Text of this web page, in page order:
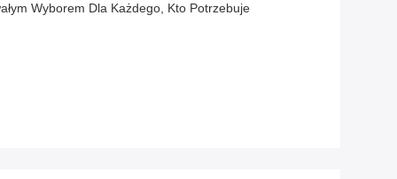
Wyborem Dla Każdego, Kto Potrzebuje